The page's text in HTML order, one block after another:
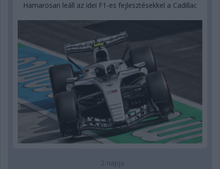
Hamarosan leáll az idei F1-es fejlesztésekkel a Cadillac
2 napja